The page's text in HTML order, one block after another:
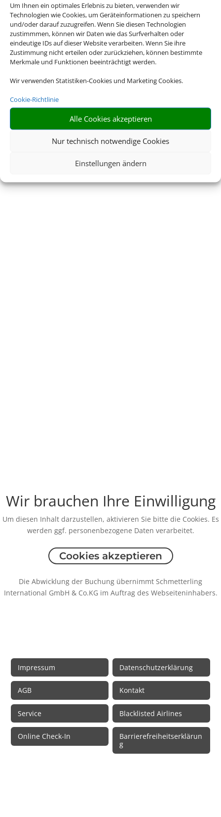
Um Ihnen ein optimales Erlebnis zu bieten, verwenden wir
Technologien wie Cookies, um Geräteinformationen zu speichern
und/oder darauf zuzugreifen. Wenn Sie diesen Technologien
zustimmmen, können wir Daten wie das Surfverhalten oder
eindeutige IDs auf dieser Website verarbeiten. Wenn Sie ihre
Zustimmung nicht erteilen oder zurückziehen, können bestimmte
Merkmale und Funktionen beeinträchtigt werden.
Wir verwenden Statistiken-Cookies und Marketing Cookies.
Cookie-Richtlinie
Alle Cookies akzeptieren
Nur technisch notwendige Cookies
Einstellungen ändern
Wir brauchen Ihre Einwilligung
Um diesen Inhalt darzustellen, aktivieren Sie bitte die Cookies. Es
werden ggf. personenbezogene Daten verarbeitet.
Cookies akzeptieren
Die Abwicklung der Buchung übernimmt Schmetterling
International GmbH & Co.KG im Auftrag des Webseiteninhabers.
Impressum Datenschutzerklärung
AGB Kontakt
Service Blacklisted Airlines
Online Check-In
Barrierefreiheitserklärun
g